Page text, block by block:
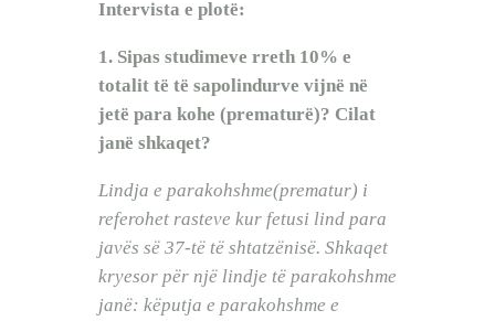
Intervista e plotë:
1. Sipas studimeve rreth 10% e
totalit të të sapolindurve vijnë në
jetë para kohe (prematurë)? Cilat
janë shkaqet?
Lindja e parakohshme(prematur) i
referohet rasteve kur fetusi lind para
javës së 37-të të shtatzënisë. Shkaqet
kryesor për një lindje të parakohshme
janë: këputja e parakohshme e